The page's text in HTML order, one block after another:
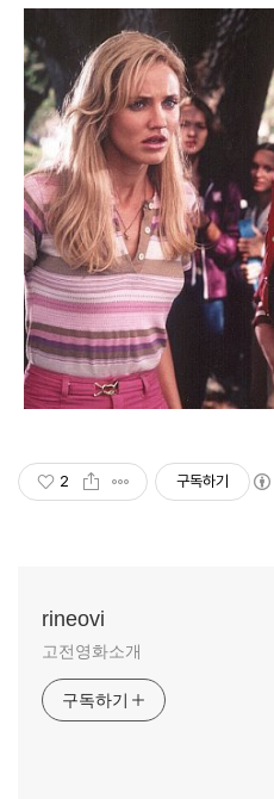
2 구독하기
rineovi
고전영화소개
구독하기